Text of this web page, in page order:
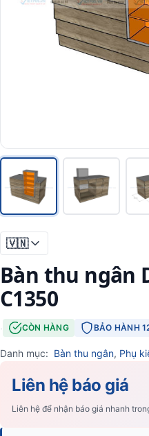
🇻🇳
Bàn thu ngân
C1350
· CÒN HÀNG BẢO HÀNH
Danh mục: Bàn thu ngân, Phụ
Liên hệ báo giá
Liên hệ để nhận báo giá nhanh